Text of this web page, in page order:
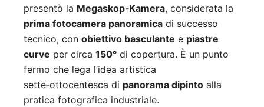
presentò la Megaskop‑Kamera, considerata la
prima fotocamera panoramica di successo
tecnico, con obiettivo basculante e piastre
curve per circa 150° di copertura. È un punto
fermo che lega l’idea artistica
sette‑ottocentesca di panorama dipinto alla
pratica fotografica industriale.